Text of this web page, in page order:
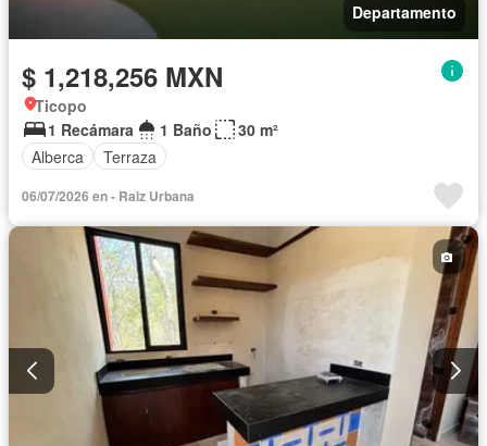
Departamento
$ 1,218,256 MXN
Ticopo
1 Recámara
1 Baño
30 m²
Alberca
Terraza
06/07/2026 en - Raiz Urbana